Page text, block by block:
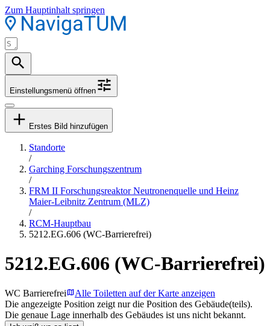
Zum Hauptinhalt springen
Einstellungsmenü öffnen
Erstes Bild hinzufügen
Standorte
/
Garching Forschungszentrum
/
FRM II Forschungsreaktor Neutronenquelle und Heinz
Maier-Leibnitz Zentrum (MLZ)
/
RCM-Hauptbau
5212.EG.606 (WC-Barrierefrei)
5212.EG.606 (WC-Barrierefrei)
WC Barrierefrei
Alle Toiletten auf der Karte anzeigen
Die angezeigte Position zeigt nur die Position des Gebäude(teils).
Die genaue Lage innerhalb des Gebäudes ist uns nicht bekannt.